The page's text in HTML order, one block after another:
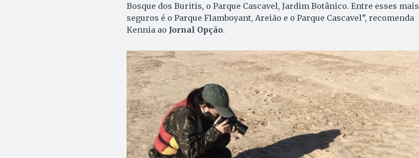
Bosque dos Buritis, o Parque Cascavel, Jardim Botânico. Entre esses mais
seguros é o Parque Flamboyant, Areião e o Parque Cascavel”, recomenda
Kennia ao Jornal Opção.